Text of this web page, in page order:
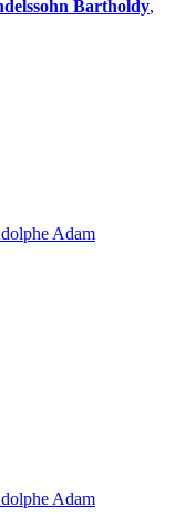
Bartholdy,
Adam
Adam